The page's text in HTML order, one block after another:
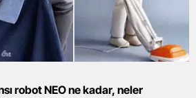
robot NEO ne kadar, neler